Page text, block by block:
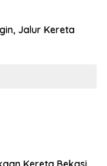
Jalur Kereta